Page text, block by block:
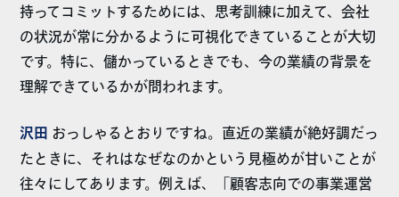
持ってコミットするためには、思考訓練に加えて、会社
の状況が常に分かるように可視化できていることが大切
です。特に、儲かっているときでも、今の業績の背景を
理解できているかが問われます。
沢田 おっしゃるとおりですね。直近の業績が絶好調だっ
たときに、それはなぜなのかという見極めが甘いことが
往々にしてあります。例えば、「顧客志向での事業運営